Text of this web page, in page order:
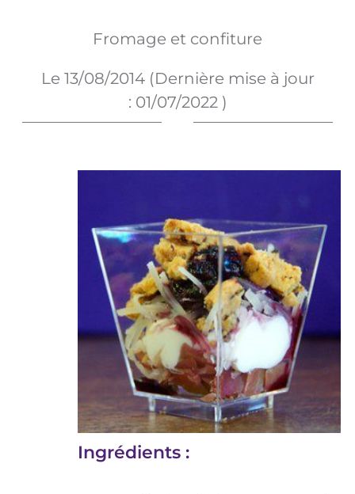
Fromage et confiture
Le 13/08/2014(Dernière mise à jour
: 01/07/2022 )
Ingrédients :